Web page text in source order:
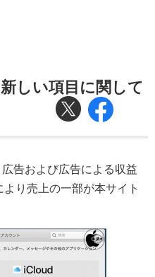
新しい項目に関して
告および広告による収益
り売上の一部が本サイト